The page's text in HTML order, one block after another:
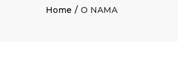
Home O NAMA